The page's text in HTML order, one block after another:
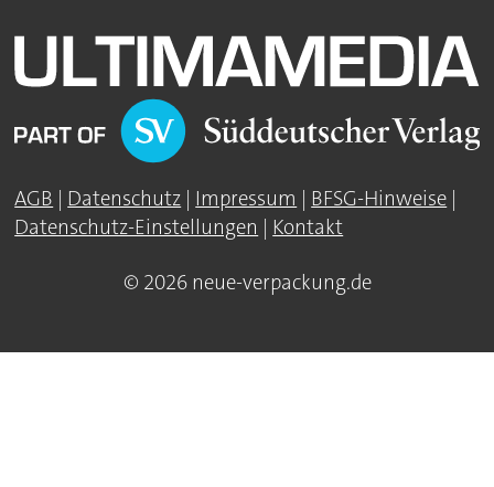
AGB | Datenschutz | Impressum | BFSG-Hinweise |
Datenschutz-Einstellungen | Kontakt
© 2026 neue-verpackung.de